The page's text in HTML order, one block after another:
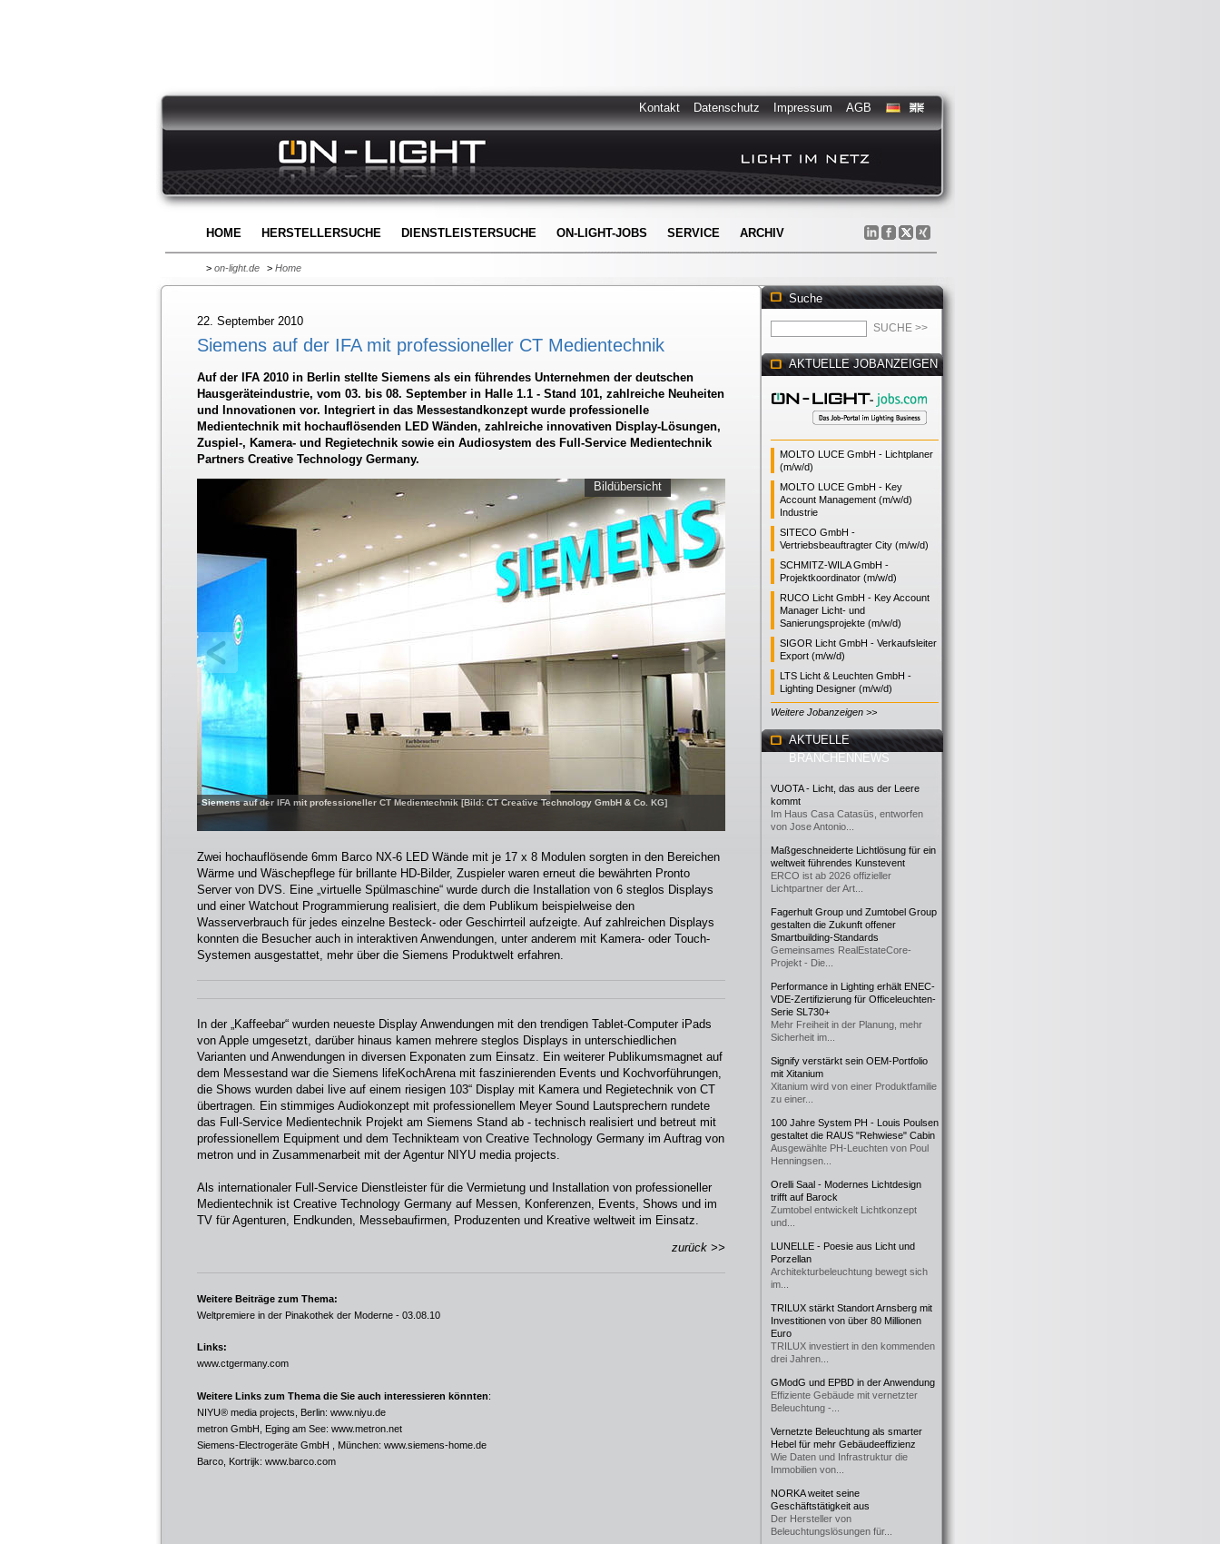
Kontakt Datenschutz Impressum AGB
HOME HERSTELLERSUCHE DIENSTLEISTERSUCHE ON-LIGHT-JOBS SERVICE ARCHIV
> on-light.de > Home
22. September 2010
Siemens auf der IFA mit professioneller CT Medientechnik
Auf der IFA 2010 in Berlin stellte Siemens als ein führendes Unternehmen der deutschen
Hausgeräteindustrie, vom 03. bis 08. September in Halle 1.1 - Stand 101, zahlreiche Neuheiten
und Innovationen vor. Integriert in das Messestandkonzept wurde professionelle
Medientechnik mit hochauflösenden LED Wänden, zahlreiche innovativen Display-Lösungen,
Zuspiel-, Kamera- und Regietechnik sowie ein Audiosystem des Full-Service Medientechnik
Partners Creative Technology Germany.
Siemens auf der IFA mit professioneller CT Medientechnik [Bild: CT Creative Technology GmbH & Co. KG]
Bildübersicht
Zwei hochauflösende 6mm Barco NX-6 LED Wände mit je 17 x 8 Modulen sorgten in den Bereichen
Wärme und Wäschepflege für brillante HD-Bilder, Zuspieler waren erneut die bewährten Pronto
Server von DVS. Eine „virtuelle Spülmaschine“ wurde durch die Installation von 6 steglos Displays
und einer Watchout Programmierung realisiert, die dem Publikum beispielweise den
Wasserverbrauch für jedes einzelne Besteck- oder Geschirrteil aufzeigte. Auf zahlreichen Displays
konnten die Besucher auch in interaktiven Anwendungen, unter anderem mit Kamera- oder Touch-
Systemen ausgestattet, mehr über die Siemens Produktwelt erfahren.
In der „Kaffeebar“ wurden neueste Display Anwendungen mit den trendigen Tablet-Computer iPads
von Apple umgesetzt, darüber hinaus kamen mehrere steglos Displays in unterschiedlichen
Varianten und Anwendungen in diversen Exponaten zum Einsatz. Ein weiterer Publikumsmagnet auf
dem Messestand war die Siemens lifeKochArena mit faszinierenden Events und Kochvorführungen,
die Shows wurden dabei live auf einem riesigen 103“ Display mit Kamera und Regietechnik von CT
übertragen. Ein stimmiges Audiokonzept mit professionellem Meyer Sound Lautsprechern rundete
das Full-Service Medientechnik Projekt am Siemens Stand ab - technisch realisiert und betreut mit
professionellem Equipment und dem Technikteam von Creative Technology Germany im Auftrag von
metron und in Zusammenarbeit mit der Agentur NIYU media projects.
Als internationaler Full-Service Dienstleister für die Vermietung und Installation von professioneller
Medientechnik ist Creative Technology Germany auf Messen, Konferenzen, Events, Shows und im
TV für Agenturen, Endkunden, Messebaufirmen, Produzenten und Kreative weltweit im Einsatz.
zurück >>
Weitere Beiträge zum Thema:
Weltpremiere in der Pinakothek der Moderne - 03.08.10
Links:
www.ctgermany.com
Weitere Links zum Thema die Sie auch interessieren könnten:
NIYU® media projects, Berlin: www.niyu.de
metron GmbH, Eging am See: www.metron.net
Siemens-Electrogeräte GmbH , München: www.siemens-home.de
Barco, Kortrijk: www.barco.com
Suche
AKTUELLE JOBANZEIGEN
MOLTO LUCE GmbH - Lichtplaner
(m/w/d)
MOLTO LUCE GmbH - Key
Account Management (m/w/d)
Industrie
SITECO GmbH -
Vertriebsbeauftragter City (m/w/d)
SCHMITZ-WILA GmbH -
Projektkoordinator (m/w/d)
RUCO Licht GmbH - Key Account
Manager Licht- und
Sanierungsprojekte (m/w/d)
SIGOR Licht GmbH - Verkaufsleiter
Export (m/w/d)
LTS Licht & Leuchten GmbH -
Lighting Designer (m/w/d)
Weitere Jobanzeigen >>
AKTUELLE
BRANCHENNEWS
VUOTA - Licht, das aus der Leere
kommt
Im Haus Casa Catasüs, entworfen
von Jose Antonio...
Maßgeschneiderte Lichtlösung für ein
weltweit führendes Kunstevent
ERCO ist ab 2026 offizieller
Lichtpartner der Art...
Fagerhult Group und Zumtobel Group
gestalten die Zukunft offener
Smartbuilding-Standards
Gemeinsames RealEstateCore-
Projekt - Die...
Performance in Lighting erhält ENEC-
VDE-Zertifizierung für Officeleuchten-
Serie SL730+
Mehr Freiheit in der Planung, mehr
Sicherheit im...
Signify verstärkt sein OEM-Portfolio
mit Xitanium
Xitanium wird von einer Produktfamilie
zu einer...
100 Jahre System PH - Louis Poulsen
gestaltet die RAUS "Rehwiese" Cabin
Ausgewählte PH-Leuchten von Poul
Henningsen...
Orelli Saal - Modernes Lichtdesign
trifft auf Barock
Zumtobel entwickelt Lichtkonzept
und...
LUNELLE - Poesie aus Licht und
Porzellan
Architekturbeleuchtung bewegt sich
im...
TRILUX stärkt Standort Arnsberg mit
Investitionen von über 80 Millionen
Euro
TRILUX investiert in den kommenden
drei Jahren...
GModG und EPBD in der Anwendung
Effiziente Gebäude mit vernetzter
Beleuchtung -...
Vernetzte Beleuchtung als smarter
Hebel für mehr Gebäudeeffizienz
Wie Daten und Infrastruktur die
Immobilien von...
NORKA weitet seine
Geschäftstätigkeit aus
Der Hersteller von
Beleuchtungslösungen für...